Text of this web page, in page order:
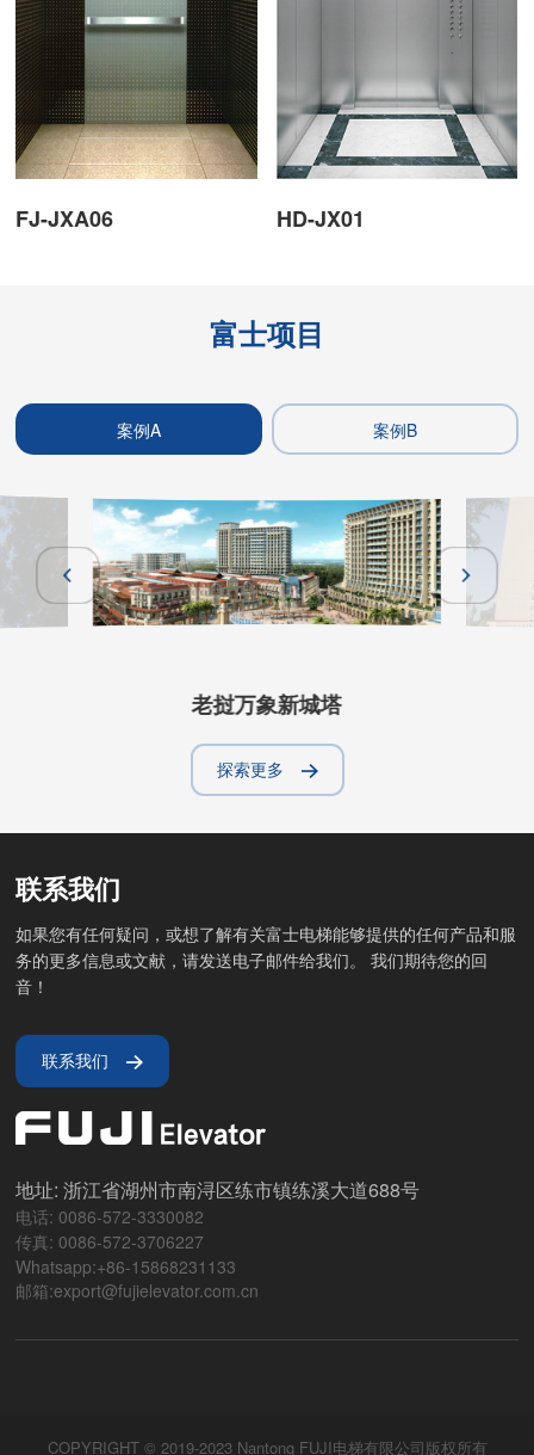
FJ-JXA06 HD-JX01
富士项目
案例A 案例B
老挝万象新城塔
探索更多
联系我们
如果您有任何疑问，或想了解有关富士电梯能够提供的任何产品和服
务的更多信息或文献，请发送电子邮件给我们。 我们期待您的回
音！
联系我们
地址: 浙江省湖州市南浔区练市镇练溪大道688号
电话: 0086-572-3330082
传真: 0086-572-3706227
Whatsapp:+86-15868231133
邮箱:export@fujielevator.com.cn
COPYRIGHT © 2019-2023 Nantong FUJI电梯有限公司版权所有